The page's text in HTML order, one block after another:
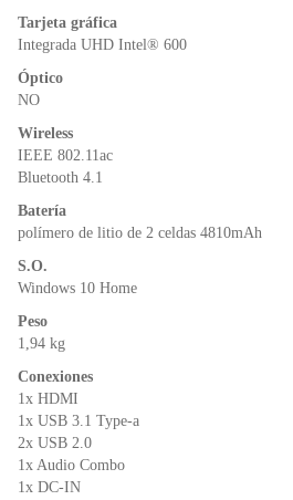
Tarjeta gráfica
Integrada UHD Intel® 600
Óptico
NO
Wireless
IEEE 802.11ac
Bluetooth 4.1
Batería
polímero de litio de 2 celdas 4810mAh
S.O.
Windows 10 Home
Peso
1,94 kg
Conexiones
1x HDMI
1x USB 3.1 Type-a
2x USB 2.0
1x Audio Combo
1x DC-IN